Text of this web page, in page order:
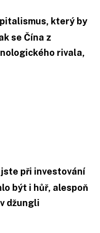
který by
se Čína z
rivala,
při investování
být i hůř, alespoň
džungli